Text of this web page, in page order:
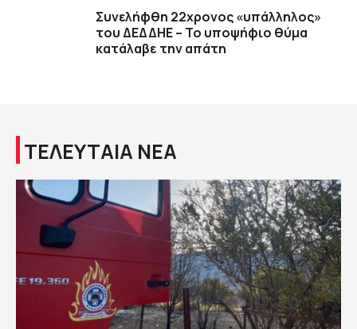
Συνελήφθη 22χρονος «υπάλληλος»
του ΔΕΔΔΗΕ – Το υποψήφιο θύμα
κατάλαβε την απάτη
ΤΕΛΕΥΤΑΙΑ ΝΕΑ